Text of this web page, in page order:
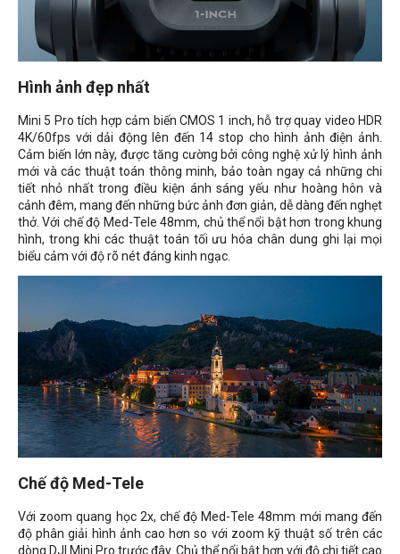
Hình ảnh đẹp nhất
Mini 5 Pro tích hợp cảm biến CMOS 1 inch, hỗ trợ quay video HDR
4K/60fps với dải động lên đến 14 stop cho hình ảnh điện ảnh.
Cảm biến lớn này, được tăng cường bởi công nghệ xử lý hình ảnh
mới và các thuật toán thông minh, bảo toàn ngay cả những chi
tiết nhỏ nhất trong điều kiện ánh sáng yếu như hoàng hôn và
cảnh đêm, mang đến những bức ảnh đơn giản, dễ dàng đến nghẹt
thở. Với chế độ Med-Tele 48mm, chủ thể nổi bật hơn trong khung
hình, trong khi các thuật toán tối ưu hóa chân dung ghi lại mọi
biểu cảm với độ rõ nét đáng kinh ngạc.
Chế độ Med-Tele
Với zoom quang học 2x, chế độ Med-Tele 48mm mới mang đến
độ phân giải hình ảnh cao hơn so với zoom kỹ thuật số trên các
dòng DJI Mini Pro trước đây. Chủ thể nổi bật hơn với độ chi tiết cao